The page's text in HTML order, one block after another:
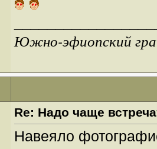
Южно-эфиопский
Re: Надо чаще
Навеяло